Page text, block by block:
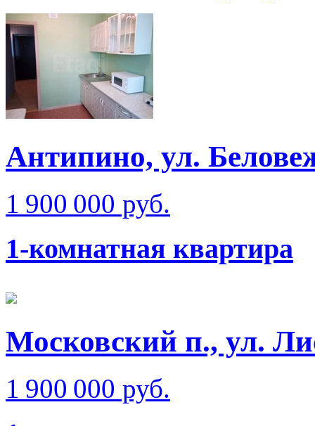
Антипино, ул.
1 900 000 руб.
1-комнатная квартира
Московский п., ул.
1 900 000 руб.